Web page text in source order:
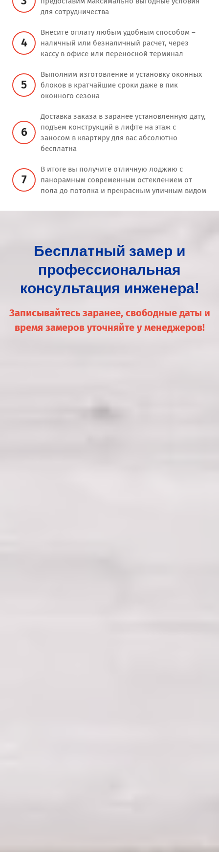
для сотрудничества
4
Внесите оплату любым удобным способом –
наличный или безналичный расчет, через
кассу в офисе или переносной терминал
5
Выполним изготовление и установку оконных
блоков в кратчайшие сроки даже в пик
оконного сезона
6
Доставка заказа в заранее установленную дату,
подъем конструкций в лифте на этаж с
заносом в квартиру для вас абсолютно
бесплатна
7
В итоге вы получите отличную лоджию с
панорамным современным остеклением от
пола до потолка и прекрасным уличным видом
Бесплатный замер и
профессиональная
консультация инженера!
Записывайтесь заранее, свободные даты и
время замеров уточняйте у менеджеров!